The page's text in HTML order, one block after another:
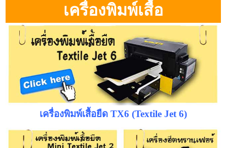
เครื่องพิมพ์เสื้อ
เครื่องพิมพ์เสื้อยืด TX6 (Textile Jet 6)